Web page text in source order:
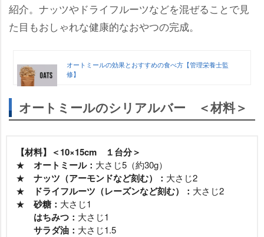
紹介。ナッツやドライフルーツなどを混ぜることで見
た目もおしゃれな健康的なおやつの完成。
オートミールの効果とおすすめの食べ方【管理栄養士監
修】
オートミールのシリアルバー ＜材料＞
【材料】＜10×15cm １台分＞
★ オートミール： 大さじ5（約30g）
★ ナッツ（アーモンドなど刻む）： 大さじ2
★
ドライフルーツ（レーズンなど刻む）： 大さじ2
★ 砂糖： 大さじ1
はちみつ： 大さじ1
サラダ油： 大さじ1.5